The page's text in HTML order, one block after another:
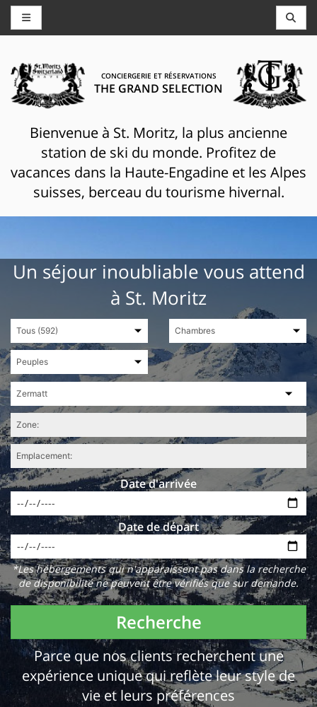
CONCIERGERIE ET RÉSERVATIONS
THE GRAND SELECTION
Bienvenue à St. Moritz, la plus ancienne
station de ski du monde. Profitez de
vacances dans la Haute-Engadine et les Alpes
suisses, berceau du tourisme hivernal.
Un séjour inoubliable vous attend
à St. Moritz
Date d'arrivée
Date de départ
*Les hébergements qui n'apparaissent pas dans la recherche
de disponibilité ne peuvent être vérifiés que sur demande.
Recherche
Parce que nos clients recherchent une
expérience unique qui reflète leur style de
vie et leurs préférences